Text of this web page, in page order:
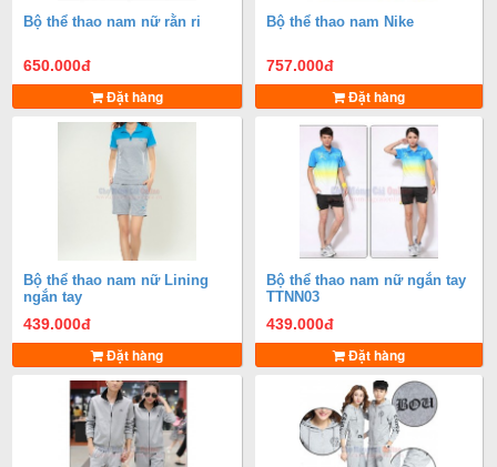
Bộ thể thao nam nữ rằn ri
650.000đ
Đặt hàng
Bộ thể thao nam Nike
757.000đ
Đặt hàng
Bộ thể thao nam nữ Lining
ngắn tay
439.000đ
Đặt hàng
Bộ thể thao nam nữ ngắn tay
TTNN03
439.000đ
Đặt hàng